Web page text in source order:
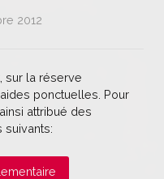
2012
sur la réserve
ponctuelles. Pour
attribué des
suivants: